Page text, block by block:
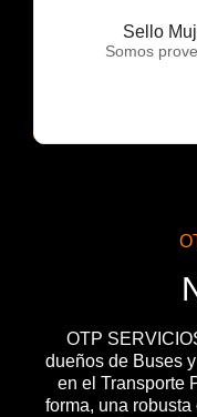
Sello
Somos
OTP
dueños de Buses
en el Transporte
forma, una